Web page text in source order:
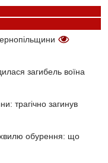
загибель воїна
трагічно загинув
обурення: що